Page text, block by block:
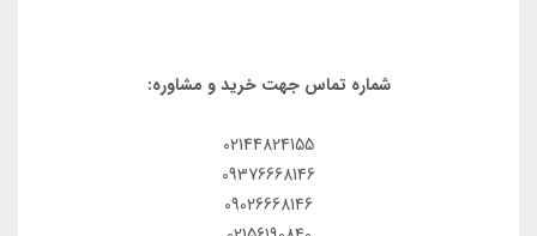
شماره تماس جهت خرید و مشاوره:
02144824155
09376668146
09026668146